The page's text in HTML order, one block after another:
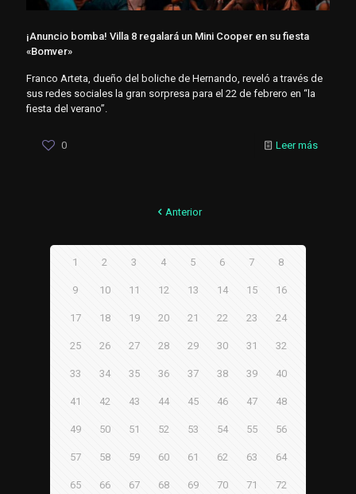
¡Anuncio bomba! Villa 8 regalará un Mini Cooper en su fiesta
«Bomver»
Franco Arteta, dueño del boliche de Hernando, reveló a través de
sus redes sociales la gran sorpresa para el 22 de febrero en “la
fiesta del verano”.
0 Leer más
Anterior
1 2 3 4 5 6 7 8
9 10 11 12 13 14 15 16
17 18 19 20 21 22 23 24
25 26 27 28 29 30 31 32
33 34 35 36 37 38 39 40
41 42 43 44 45 46 47 48
49 50 51 52 53 54 55 56
57 58 59 60 61 62 63 64
65 66 67 68 69 70 71 72